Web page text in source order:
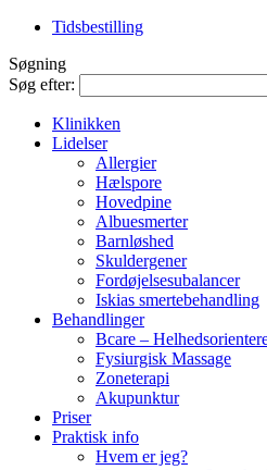
Tidsbestilling
Søgning
Søg efter:
Klinikken
Lidelser
Allergier
Hælspore
Hovedpine
Albuesmerter
Barnløshed
Skuldergener
Fordøjelsesubalancer
Iskias smertebehandling
Behandlinger
Bcare –
Fysiurgisk Massage
Zoneterapi
Akupunktur
Priser
Praktisk info
Hvem er jeg?